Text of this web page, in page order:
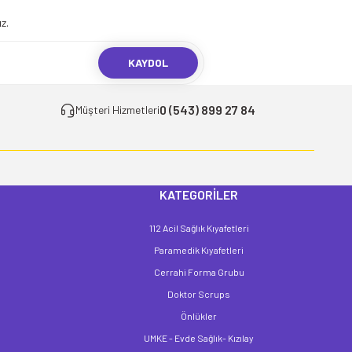
KAYDOL
Müşteri Hizmetleri0 (543) 899 27 84
KATEGORİLER
112 Acil Sağlık Kıyafetleri
Paramedik Kıyafetleri
Cerrahi Forma Grubu
Doktor Scrups
Önlükler
UMKE - Evde Sağlık- Kızılay